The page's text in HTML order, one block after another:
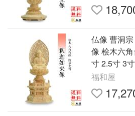
仏像 曹洞
像 桧木六
寸 2.5寸 3
ご本尊 小さ
福和屋